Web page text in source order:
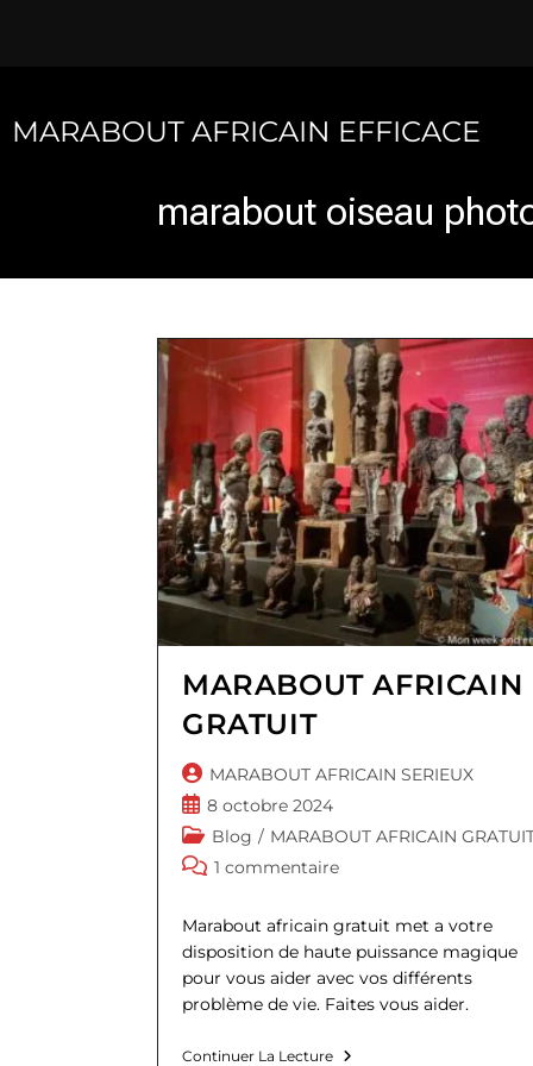
MARABOUT AFRICAIN EFFICACE
marabout oiseau
MARABOUT AFRICAIN
GRATUIT
Auteur/autrice
de
la
publication :
MARABOUT AFRICAIN SERIEUX
Publication
publiée :
8 octobre 2024
Post
category:
Blog / MARABOUT AFRICAIN
Commentaires
la
publication :
1 commentaire
Marabout africain gratuit met a votre
disposition de haute puissance magique
pour vous aider avec vos différents
problème de vie. Faites vous aider.
Continuer La LectureMARABOUT